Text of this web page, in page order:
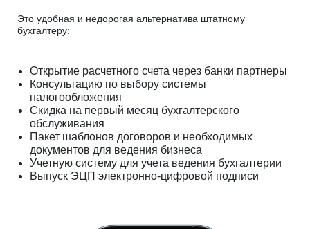
Это удобная и недорогая альтернатива штатному
бухгалтеру:
Открытие расчетного счета через банки партнеры
Консультацию по выбору системы
налогообложения
Скидка на первый месяц бухгалтерского
обслуживания
Пакет шаблонов договоров и необходимых
документов для ведения бизнеса
Учетную систему для учета ведения бухгалтерии
Выпуск ЭЦП электронно-цифровой подписи